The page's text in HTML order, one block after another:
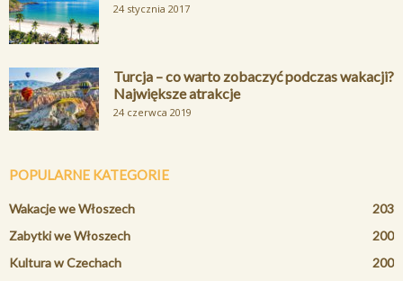
24 stycznia 2017
Turcja – co warto zobaczyć podczas wakacji?
Największe atrakcje
24 czerwca 2019
POPULARNE KATEGORIE
Wakacje we Włoszech
203
Zabytki we Włoszech
200
Kultura w Czechach
200